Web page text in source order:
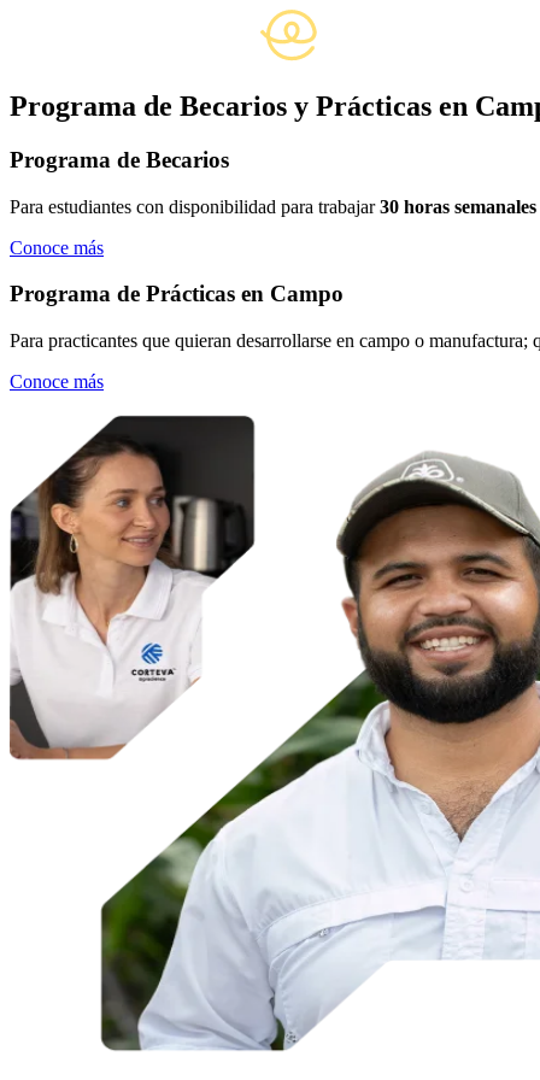
Programa de Becarios y Prácticas en
Programa de Becarios
Para estudiantes con disponibilidad para trabajar30 horas
Conoce más
Programa de Prácticas en Campo
Para practicantes que quieran desarrollarse en campo o
Conoce más